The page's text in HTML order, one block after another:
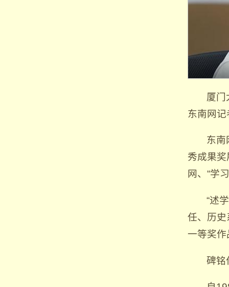
厦门
东南网
东南
秀成果奖
网、“学
“述
任、历
一等奖作
碑铭